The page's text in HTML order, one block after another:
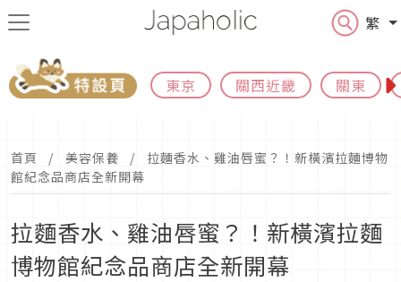
繁
東京 關西近畿 關東
首頁 美容保養
拉麵香水、雞油唇蜜？！新橫濱拉麵博物
館紀念品商店全新開幕
拉麵香水、雞油唇蜜？！新橫濱拉麵
博物館紀念品商店全新開幕